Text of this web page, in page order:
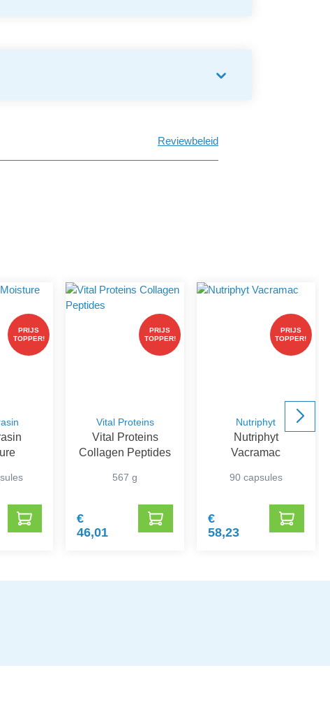
Reviewbeleid
PRIJS
TOPPER!
PRIJS
TOPPER!
Vital Proteins
Vital Proteins
Collagen Peptides
567 g
€
46,01
PRIJS
TOPPER!
Nutriphyt
Nutriphyt
Vacramac
90 capsules
€
58,23